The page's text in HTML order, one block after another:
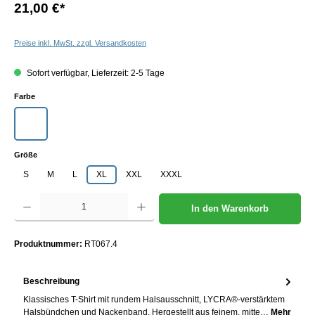
21,00 €*
Preise inkl. MwSt. zzgl. Versandkosten
Sofort verfügbar, Lieferzeit: 2-5 Tage
Farbeauswählen
Größeauswählen
S M L XL XXL XXXL
Produkt Anzahl: Gib den gewünschten Wert ein oder benutze die Schaltflächen um die
In den Warenkorb
Produktnummer: RT067.4
Beschreibung
Klassisches T-Shirt mit rundem Halsausschnitt, LYCRA®-verstärktem
Halsbündchen und Nackenband. Hergestellt aus feinem, mitte… Mehr